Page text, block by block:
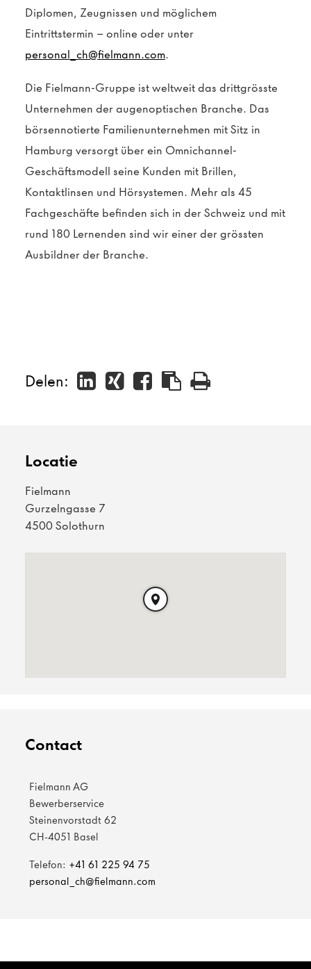
Diplomen, Zeugnissen und möglichem
Eintrittstermin – online oder unter
personal_ch@fielmann.com.
Die Fielmann-Gruppe ist weltweit das drittgrösste
Unternehmen der augenoptischen Branche. Das
börsennotierte Familienunternehmen mit Sitz in
Hamburg versorgt über ein Omnichannel-
Geschäftsmodell seine Kunden mit Brillen,
Kontaktlinsen und Hörsystemen. Mehr als 45
Fachgeschäfte befinden sich in der Schweiz und mit
rund 180 Lernenden sind wir einer der grössten
Ausbildner der Branche.
Delen:
Locatie
Fielmann
Gurzelngasse 7
4500 Solothurn
Contact
Fielmann AG
Bewerberservice
Steinenvorstadt 62
CH-4051 Basel
Telefon: +41 61 225 94 75
personal_ch@fielmann.com